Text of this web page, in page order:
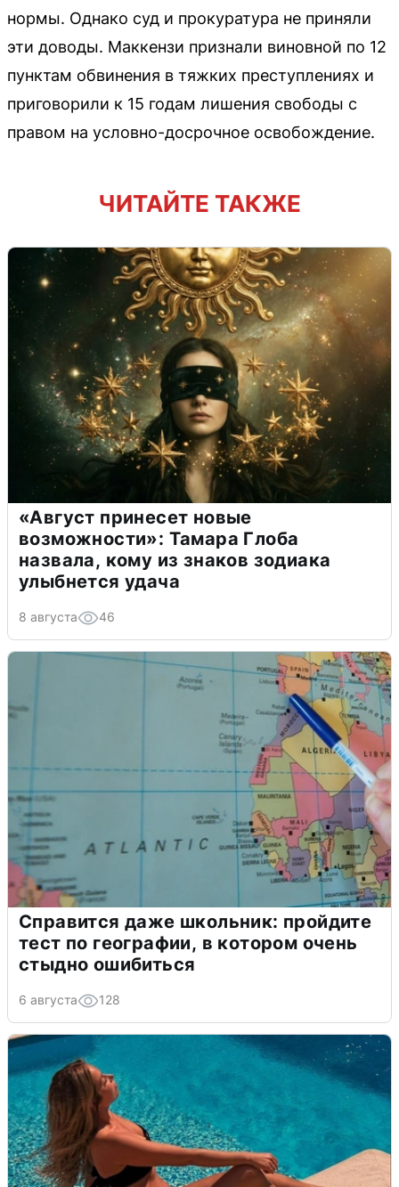
нормы. Однако суд и прокуратура не приняли
эти доводы. Маккензи признали виновной по 12
пунктам обвинения в тяжких преступлениях и
приговорили к 15 годам лишения свободы с
правом на условно-досрочное освобождение.
ЧИТАЙТЕ ТАКЖЕ
«Август принесет новые
возможности»: Тамара Глоба
назвала, кому из знаков зодиака
улыбнется удача
8 августа 46
Справится даже школьник: пройдите
тест по географии, в котором очень
стыдно ошибиться
6 августа 128